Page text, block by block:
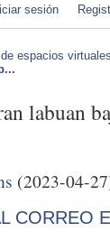
sesión
espacios
labuan
(2023-04-
CORREO